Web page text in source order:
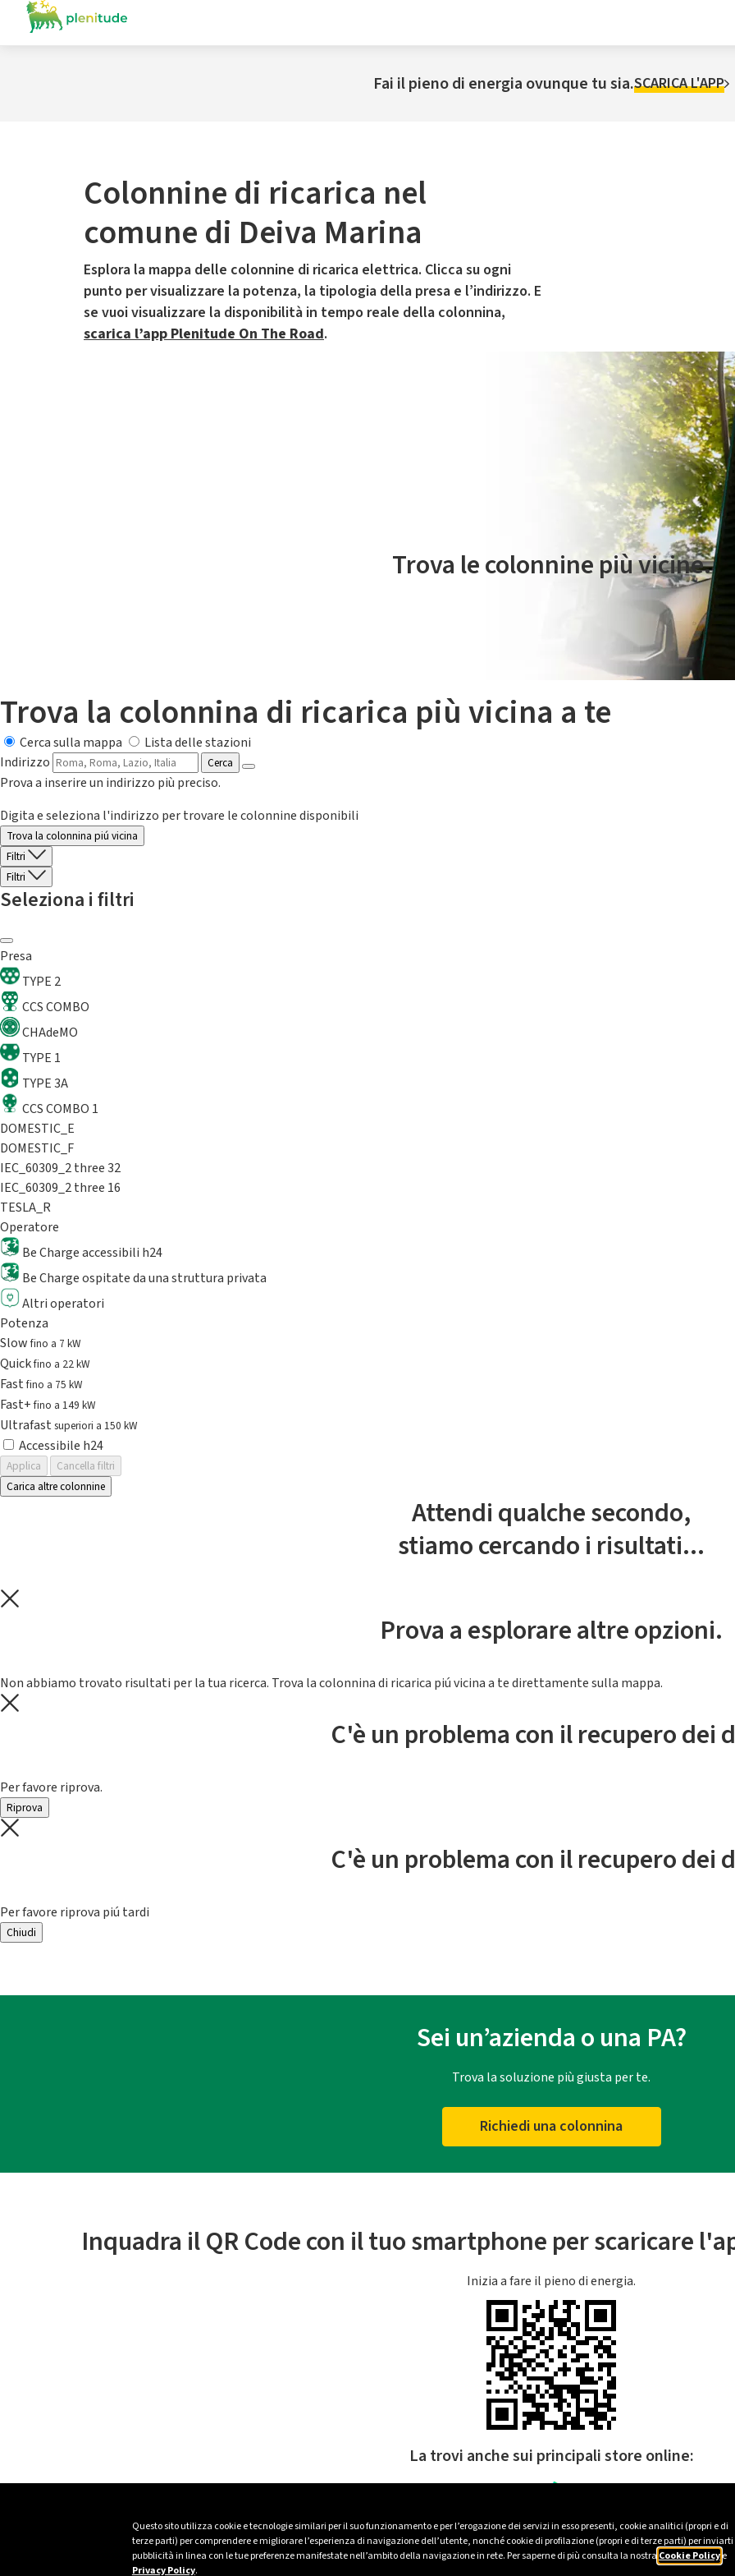
Questo sito utilizza cookie e tecnologie similari per il suo funzionamento e per l’erogazione dei servizi in esso presenti, cookie analitici (propri e di
terze parti) per comprendere e migliorare l’esperienza di navigazione dell’utente, nonché cookie di profilazione (propri e di terze parti) per inviarti
pubblicità in linea con le tue preferenze manifestate nell’ambito della navigazione in rete. Per saperne di più consulta la nostra Cookie Policye
Privacy Policy.
Fai il pieno di energia ovunque tu sia.SCARICA L'APP
Colonnine di ricarica nel
comune di Deiva Marina
Esplora la mappa delle colonnine di ricarica elettrica. Clicca su ogni
punto per visualizzare la potenza, la tipologia della presa e l’indirizzo. E
se vuoi visualizzare la disponibilità in tempo reale della colonnina,
scarica l’app Plenitude On The Road.
Il servizio di mobilità elettrica è gestito da Plenitude On The Road
Trova le colonnine più vicine.
Trova la colonnina di ricarica più vicina a te
Cerca sulla mappa
Lista delle stazioni
Indirizzo
Cerca
Prova a inserire un indirizzo più preciso.
Digita e seleziona l'indirizzo per trovare le colonnine disponibili
Trova la colonnina piú vicina
Filtri
Filtri
Seleziona i filtri
Presa
TYPE 2
CCS COMBO
CHAdeMO
TYPE 1
TYPE 3A
CCS COMBO 1
DOMESTIC_E
DOMESTIC_F
IEC_60309_2 three 32
IEC_60309_2 three 16
TESLA_R
Operatore
Be Charge accessibili h24
Be Charge ospitate da una struttura privata
Altri operatori
Potenza
Slowfino a 7 kW
Quickfino a 22 kW
Fastfino a 75 kW
Fast+fino a 149 kW
Ultrafast superiori a 150 kW
Accessibile h24
Applica
Cancella filtri
Carica altre colonnine
Attendi qualche secondo,
stiamo cercando i risultati...
Prova a esplorare altre opzioni.
Non abbiamo trovato risultati per la tua ricerca. Trova la colonnina di ricarica piú vicina a te direttamente sulla mappa.
C'è un problema con il recupero dei
Per favore riprova.
Riprova
C'è un problema con il recupero dei
Per favore riprova piú tardi
Chiudi
Sei un’azienda o una PA?
Trova la soluzione più giusta per te.
Richiedi una colonnina
Inquadra il QR Code con il tuo smartphone per scaricare
Inizia a fare il pieno di energia.
La trovi anche sui principali store online: